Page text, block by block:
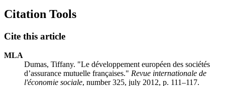
Citation Tools
Cite this article
MLA
Dumas, Tiffany. "Le développement européen des sociétés
d’assurance mutuelle françaises." Revue internationale de
l'économie sociale, number 325, july 2012, p. 111–117.